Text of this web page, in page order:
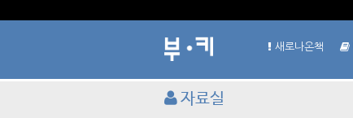
새로나온책
자료실